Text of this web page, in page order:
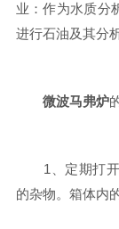
业：作为水质分
进行石油及其分析
微波马弗炉
1、定期打开
的杂物。箱体内